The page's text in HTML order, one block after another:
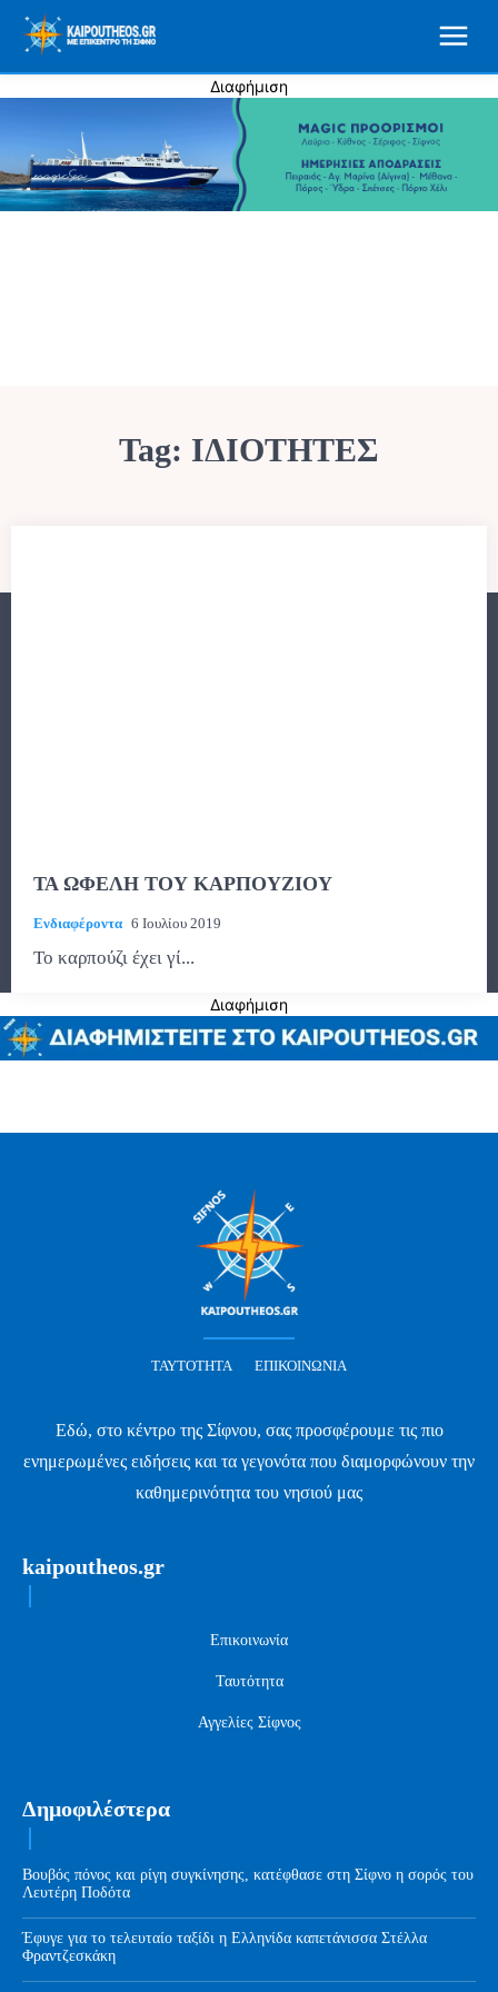
Διαφήμιση
Tag: ΙΔΙΟΤΗΤΕΣ
ΤΑ ΩΦΕΛΗ ΤΟΥ ΚΑΡΠΟΥΖΙΟΥ
Ενδιαφέροντα 6 Ιουλίου 2019
Το καρπούζι έχει γί...
Διαφήμιση
ΤΑΥΤΌΤΗΤΑ ΕΠΙΚΟΙΝΩΝΊΑ
Εδώ, στο κέντρο της Σίφνου, σας προσφέρουμε τις πιο
ενημερωμένες ειδήσεις και τα γεγονότα που διαμορφώνουν την
καθημερινότητα του νησιού μας
kaipoutheos.gr
Επικοινωνία
Ταυτότητα
Αγγελίες Σίφνος
Δημοφιλέστερα
Βουβός πόνος και ρίγη συγκίνησης, κατέφθασε στη Σίφνο η σορός του
Λευτέρη Ποδότα
Έφυγε για το τελευταίο ταξίδι η Ελληνίδα καπετάνισσα Στέλλα
Φραντζεσκάκη